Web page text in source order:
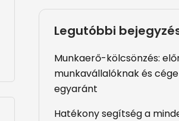
Legutóbbi
Munkaerő-kölcsönzés:
munkavállalóknak és
egyaránt
Hatékony segítség a